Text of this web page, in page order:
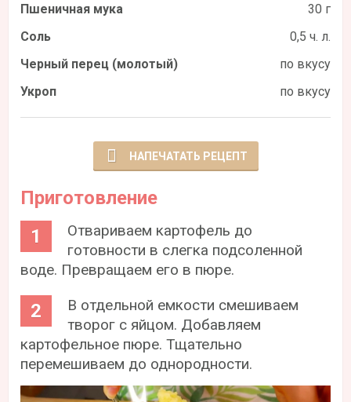
Пшеничная мука
30 г
Соль
0,5 ч. л.
Черный перец (молотый)
по вкусу
Укроп
по вкусу
НАПЕЧАТАТЬ РЕЦЕПТ
Приготовление
Отвариваем картофель до
готовности в слегка подсоленной
воде. Превращаем его в пюре.
В отдельной емкости смешиваем
творог с яйцом. Добавляем
картофельное пюре. Тщательно
перемешиваем до однородности.